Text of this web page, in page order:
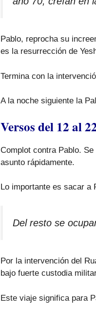
Pablo, reprocha su
es la resurrección de
Termina con la
A la noche siguiente la
Versos del 12 al
Complot contra Pablo.
asunto rápidamente.
Lo importante es sacar
Del resto se
Por la intervención del
bajo fuerte custodia
Este viaje significa para